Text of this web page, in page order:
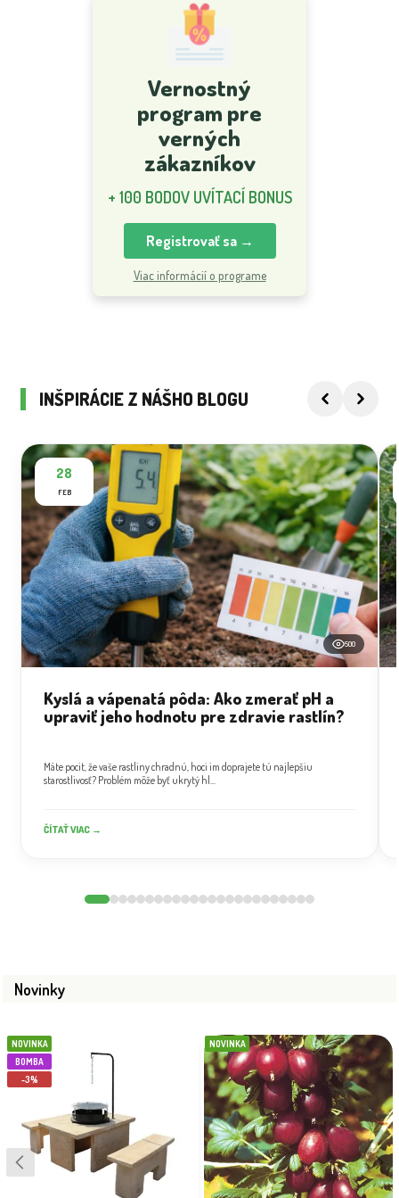
Vernostný
program pre
verných
zákazníkov
+ 100 BODOV UVÍTACÍ BONUS
Registrovať sa →
Viac informácií o programe
INŠPIRÁCIE Z NÁŠHO BLOGU
28
FEB
500
Kyslá a vápenatá pôda: Ako zmerať pH a
upraviť jeho hodnotu pre zdravie rastlín?
Máte pocit, že vaše rastliny chradnú, hoci im doprajete tú najlepšiu
starostlivosť? Problém môže byť ukrytý hl...
ČÍTAŤ VIAC →
Novinky
NOVINKA
BOMBA
-3%
NOVINKA